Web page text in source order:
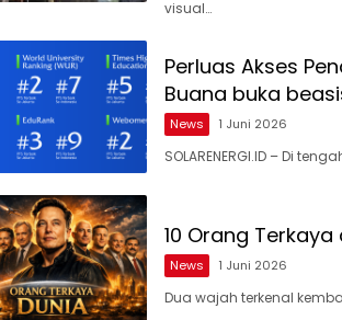
visual…
Perluas Akses
Buana buka
News 1 Juni 2026
SOLARENERGI.ID – Di
10 Orang
News 1 Juni 2026
Dua wajah terkenal